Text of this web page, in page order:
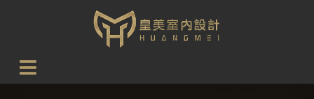
首頁
設計新知
【高雄室內設計】拯救家裡的「暗房」！5個引光、補光設
計，讓陰暗角落重獲新生